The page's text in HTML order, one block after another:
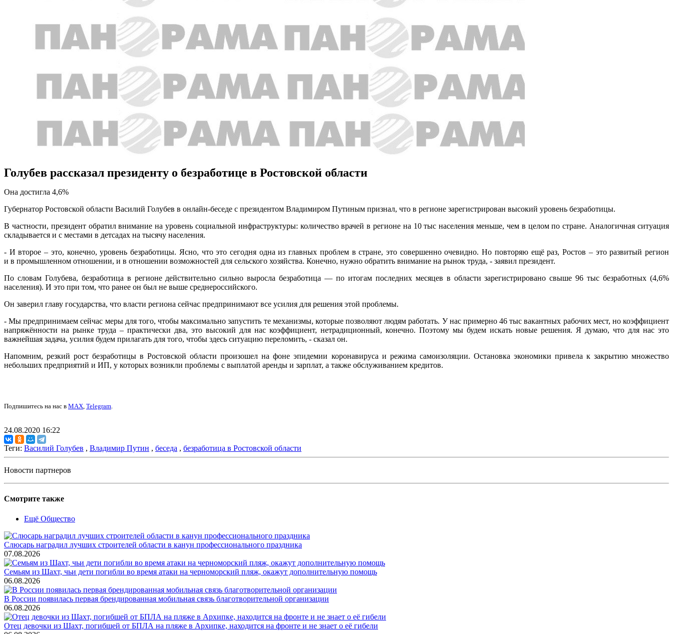
Голубев рассказал президенту о безработице в Ростовской области
Она достигла 4,6%
Губернатор Ростовской области Василий Голубев в онлайн-беседе с президентом Владимиром Путиным признал, что в регионе зарегистрирован высокий уровень безработицы.
В частности, президент обратил внимание на уровень социальной инфраструктуры: количество врачей в регионе на 10 тыс населения меньше, чем в целом по стране. Аналогичная ситуация
складывается и с местами в детсадах на тысячу населения.
- И второе – это, конечно, уровень безработицы. Ясно, что это сегодня одна из главных проблем в стране, это совершенно очевидно. Но повторяю ещё раз, Ростов – это развитый регион
и в промышленном отношении, и в отношении возможностей для сельского хозяйства. Конечно, нужно обратить внимание на рынок труда, - заявил президент.
По словам Голубева, безработица в регионе действительно сильно выросла безработица — по итогам последних месяцев в области зарегистрировано свыше 96 тыс безработных (4,6%
населения). И это при том, что ранее он был не выше среднероссийского.
Он заверил главу государства, что власти региона сейчас предпринимают все усилия для решения этой проблемы.
- Мы предпринимаем сейчас меры для того, чтобы максимально запустить те механизмы, которые позволяют людям работать. У нас примерно 46 тыс вакантных рабочих мест, но коэффициент
напряжённости на рынке труда – практически два, это высокий для нас коэффициент, нетрадиционный, конечно. Поэтому мы будем искать новые решения. Я думаю, что для нас это
важнейшая задача, усилия будем прилагать для того, чтобы здесь ситуацию переломить, - сказал он.
Напомним, резкий рост безработицы в Ростовской области произошел на фоне эпидемии коронавируса и режима самоизоляции. Остановка экономики привела к закрытию множество
небольших предприятий и ИП, у которых возникли проблемы с выплатой аренды и зарплат, а также обслуживанием кредитов.
Подпишитесь на нас в MAX, Telegram.
24.08.2020 16:22
Теги: Василий Голубев , Владимир Путин , беседа , безработица в Ростовской области
Новости партнеров
Смотрите также
Ещё Общество
Слюсарь наградил лучших строителей области в канун профессионального праздника
07.08.2026
Семьям из Шахт, чьи дети погибли во время атаки на черноморский пляж, окажут дополнительную помощь
06.08.2026
В России появилась первая брендированная мобильная связь благотворительной организации
06.08.2026
Отец девочки из Шахт, погибшей от БПЛА на пляже в Архипке, находится на фронте и не знает о её гибели